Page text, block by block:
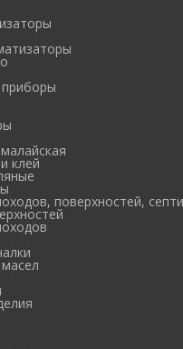
клей
поверхностей,